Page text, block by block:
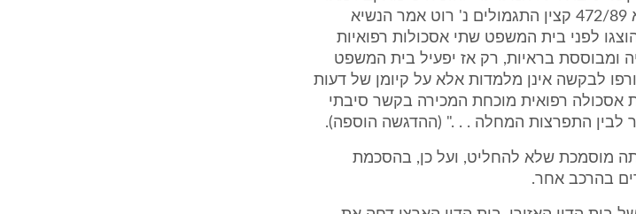
על הדעת שקיים קשר סיבתי . . . בע"א 472/89 קצין התגמולים נ' רוט אמר הנשיא
לפני בית המשפט שתי אסכולות רפואיות
ומבוססת בראיות, רק אז יפעיל בית המשפט
לבקשה אינן מלמדות אלא על קיומן של דעות
אסכולה רפואית מוכחת המכירה בקשר סיבתי
לבין התפרצות המחלה . . ." (ההדגשה הוספה).
מוסמכת שלא להחליט, ועל כן, בהסכמת
בהרכב אחר.